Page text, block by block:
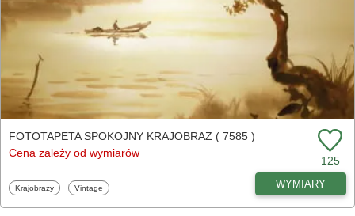
FOTOTAPETA SPOKOJNY KRAJOBRAZ ( 7585 )
Cena zależy od wymiarów
125
Fototapety
Krajobrazy Fototapety
Vintage WYMIARY